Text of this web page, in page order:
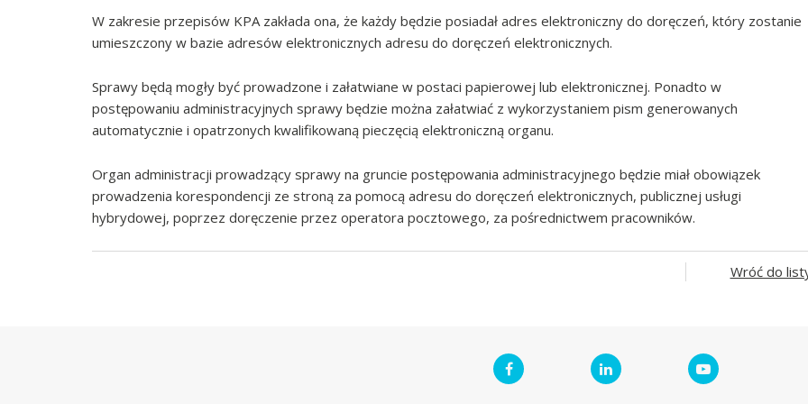
W zakresie przepisów KPA zakłada ona, że każdy będzie posiadał adres elektroniczny do doręczeń, który zostanie
umieszczony w bazie adresów elektronicznych adresu do doręczeń elektronicznych.
Sprawy będą mogły być prowadzone i załatwiane w postaci papierowej lub elektronicznej. Ponadto w
postępowaniu administracyjnych sprawy będzie można załatwiać z wykorzystaniem pism generowanych
automatycznie i opatrzonych kwalifikowaną pieczęcią elektroniczną organu.
Organ administracji prowadzący sprawy na gruncie postępowania administracyjnego będzie miał obowiązek
prowadzenia korespondencji ze stroną za pomocą adresu do doręczeń elektronicznych, publicznej usługi
hybrydowej, poprzez doręczenie przez operatora pocztowego, za pośrednictwem pracowników.
Wróć do